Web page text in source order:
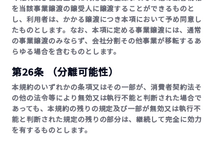
を当該事業譲渡の譲受人に譲渡することができるものと
し、利用者は、かかる譲渡につき本項において予め同意し
たものとします。なお、本項に定める事業譲渡には、通常
の事業譲渡のみならず、会社分割その他事業が移転するあ
らゆる場合を含むものとします。
第26条 （分離可能性）
本規約のいずれかの条項又はその一部が、消費者契約法そ
の他の法令等により無効又は執行不能と判断された場合で
あっても、本規約の残りの規定及び一部が無効又は執行不
能と判断された規定の残りの部分は、継続して完全に効力
を有するものとします。